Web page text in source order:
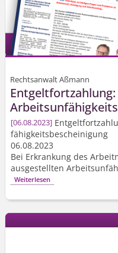
Rechtsanwalt Aßmann
06.08.2023
fähigkeits­bescheinigung
06.08.2023
Bei Erkrankung des
ausgestellten
Weiterlesen